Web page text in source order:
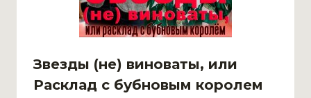
Звезды (не) виноваты, или
Расклад с бубновым королем